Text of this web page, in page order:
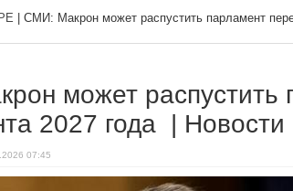
СМИ: Макрон может распустить парламент
может распустить
2027 года |
07:45